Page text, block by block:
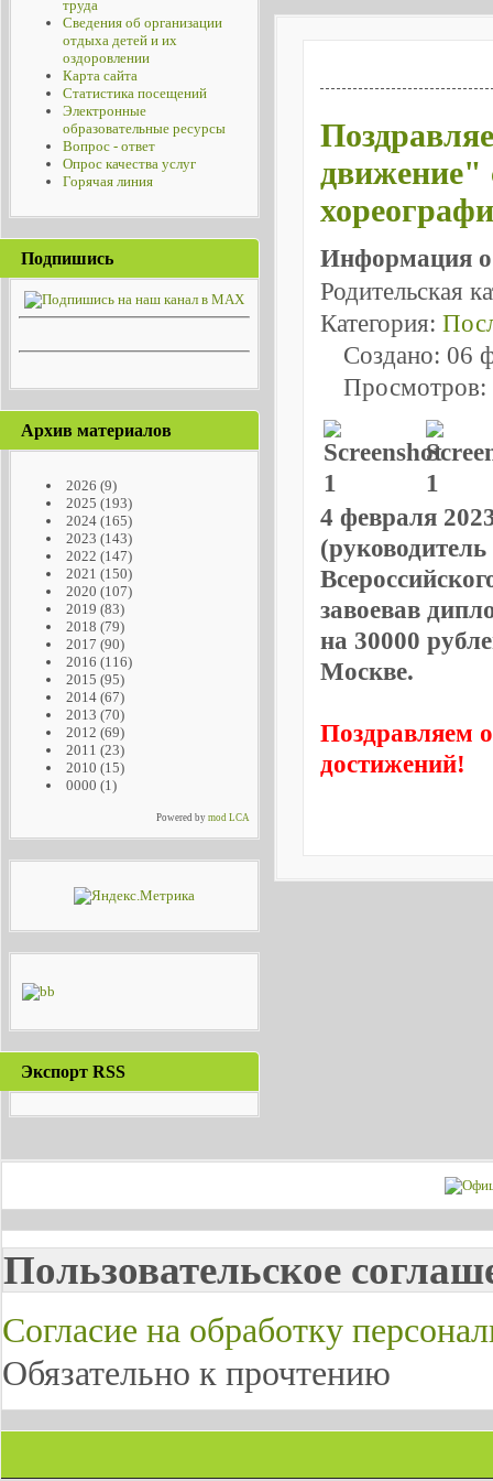
труда
Сведения об организации
отдыха детей и их
оздоровлении
Карта сайта
Статистика посещений
Электронные
образовательные ресурсы
Вопрос - ответ
Опрос качества услуг
Горячая линия
Подпишись
Архив материалов
2026 (9)
2025 (193)
2024(165)
2023 (143)
2022 (147)
2021 (150)
2020 (107)
2019 (83)
2018 (79)
2017 (90)
2016 (116)
2015 (95)
2014(67)
2013 (70)
2012 (69)
2011 (23)
2010 (15)
0000 (1)
Powered bymod LCA
Экспорт RSS
движение"
Информация о
Родительская
Категория:
Создано: 06
Просмотров:
4 февраля
завоевав
на 30000
Москве.
Поздравляем
достижений!
Пользовательское
Согласие на обработку
Обязательно к прочтению